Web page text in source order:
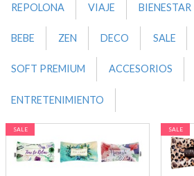
REPOLONA VIAJE BIENESTAR
BEBE ZEN DECO SALE
SOFT PREMIUM ACCESORIOS
ENTRETENIMIENTO
SALE SALE